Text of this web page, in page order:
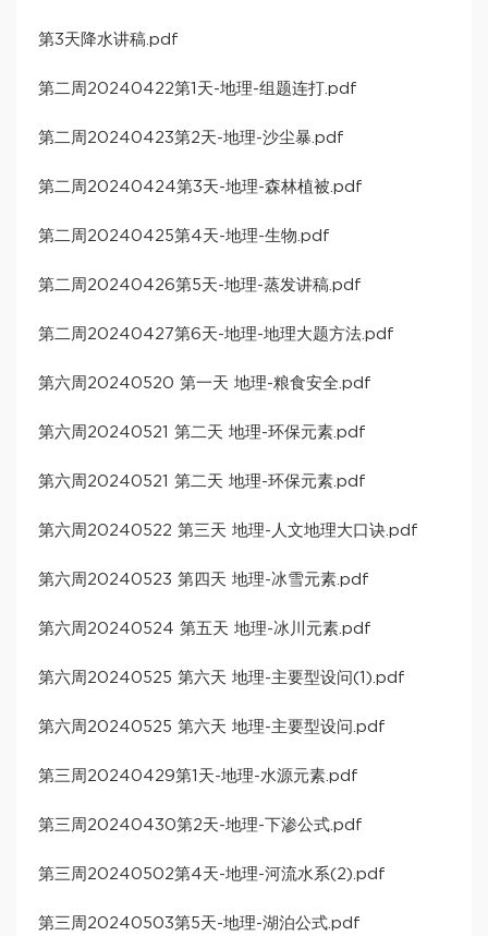
第3天降水讲稿.pdf
第二周20240422第1天-地理-组题连打.pdf
第二周20240423第2天-地理-沙尘暴.pdf
第二周20240424第3天-地理-森林植被.pdf
第二周20240425第4天-地理-生物.pdf
第二周20240426第5天-地理-蒸发讲稿.pdf
第二周20240427第6天-地理-地理大题方法.pdf
第六周20240520 第一天 地理-粮食安全.pdf
第六周20240521 第二天 地理-环保元素.pdf
第六周20240521 第二天 地理-环保元素.pdf
第六周20240522 第三天 地理-人文地理大口诀.pdf
第六周20240523 第四天 地理-冰雪元素.pdf
第六周20240524 第五天 地理-冰川元素.pdf
第六周20240525 第六天 地理-主要型设问(1).pdf
第六周20240525 第六天 地理-主要型设问.pdf
第三周20240429第1天-地理-水源元素.pdf
第三周20240430第2天-地理-下渗公式.pdf
第三周20240502第4天-地理-河流水系(2).pdf
第三周20240503第5天-地理-湖泊公式.pdf